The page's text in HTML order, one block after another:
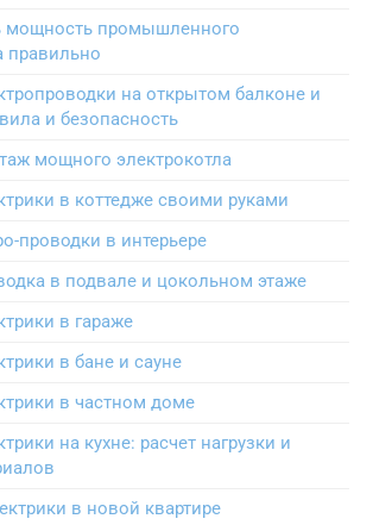
мощность промышленного
правильно
на открытом балконе и
и безопасность
мощного электрокотла
в коттедже своими руками
проводки в интерьере
в подвале и цокольном этаже
в гараже
в бане и сауне
в частном доме
на кухне: расчет нагрузки и
в новой квартире